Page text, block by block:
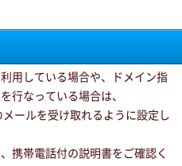
用している場合や、ドメイン指
行なっている場合は、
メールを受け取れるように設定し
携帯電話付の説明書をご確認く